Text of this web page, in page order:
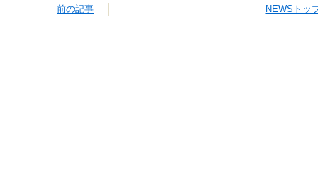
前の記事 NEWSトッ